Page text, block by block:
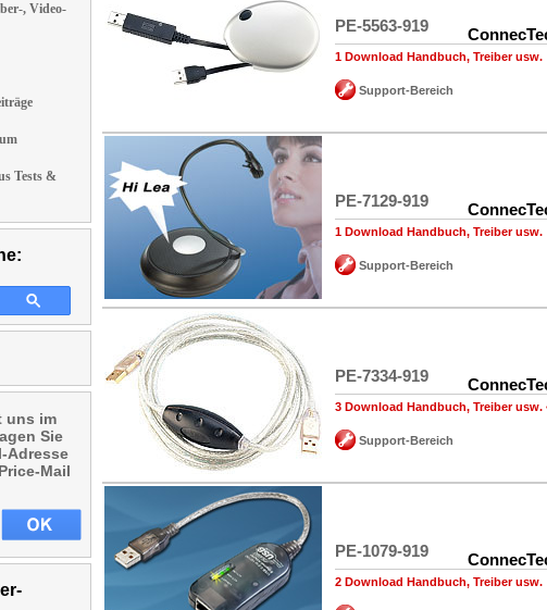
, Video-
Tests &
uns im
Sie
Adresse
Mail
PE-5563-919
1 Download Handbuch, Treiber usw.
Support-Bereich
PE-7129-919
1 Download Handbuch, Treiber usw.
Support-Bereich
PE-7334-919
3 Download Handbuch, Treiber usw.
Support-Bereich
PE-1079-919
2 Download Handbuch, Treiber usw.